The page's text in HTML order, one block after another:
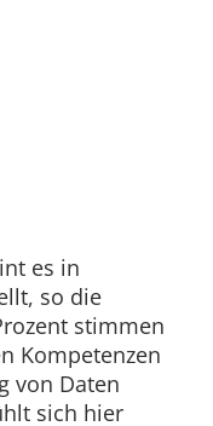
es in
so die
stimmen
Kompetenzen
von Daten
sich hier